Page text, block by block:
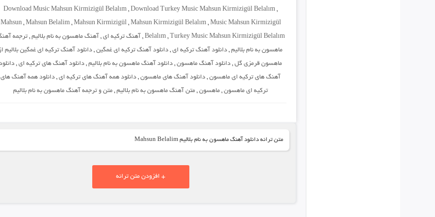
Download Music Mahsun Kirmizigül Belalım ,Download Turkey Music Mahsun Kirmizigül Belalım ,
Mahsun, Mahsun Belalim, Mahsun Kirmizigül, Mahsun Kirmizigül Belalım, Music Mahsun Kirmizigül
Belalım, Turkey Music Mahsun Kirmizigül Belalım
, آهنگ ترکیه ای , آهنگ ماهسون به نام بلالیم ,ترجمه
ماهسون به نام بلالیم, دانلود آهنگ ترکیه ای, دانلود آهنگ ترکیه ای غمگین, دانلود آهنگ ترکیه ای غمگین بلالیم
ماهسون قرمزی گل, دانلود آهنگ ماهسون, دانلود آهنگ ماهسون به نام بلالیم, دانلود آهنگ های ترکیه ای,
آهنگ های ترکیه ای ماهسون, دانلود آهنگ های ماهسون, دانلود همه آهنگ های ترکیه ای, دانلود همه آهنگ های
ترکیه ای ماهسون, ماهسون, متن آهنگ ماهسون به نام بلالیم, متن و ترجمه آهنگ ماهسون به نام بلالیم
متن ترانه دانلود آهنگ ماهسون به نام بلالیم Mahsun Belalim
+ افزودن متن ترانه